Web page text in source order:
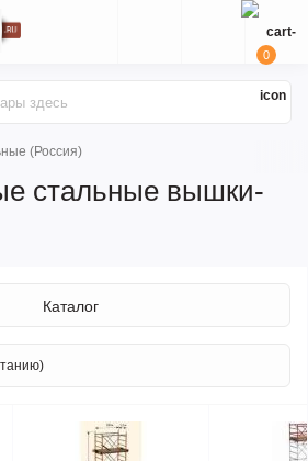
0
(Россия)
стальные вышки-
Каталог